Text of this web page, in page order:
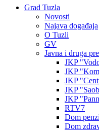
Grad Tuzla
Novosti
Najava događaja
O Tuzli
GV
Javna i druga
JKP
JKP
JKP
JKP
JKP
RTV7
Dom
Dom